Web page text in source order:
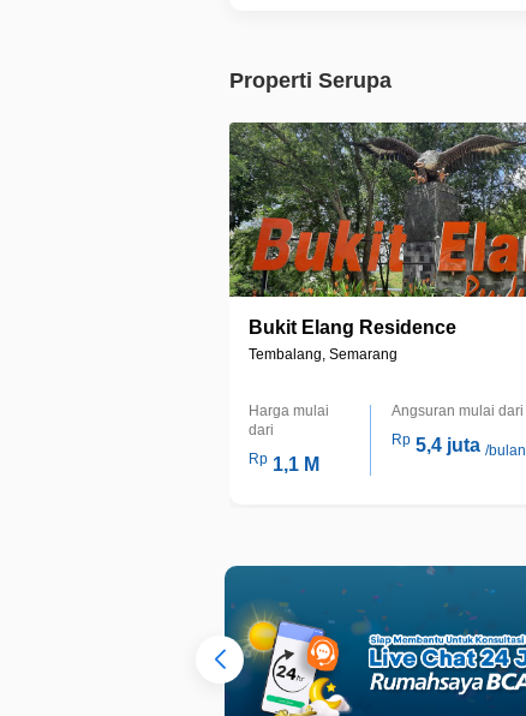
Properti Serupa
Bukit Elang Residence
Tembalang, Semarang
Harga mulai
dari
Rp 1,1 M
Angsuran mulai dari
Rp 5,4 juta /bulan